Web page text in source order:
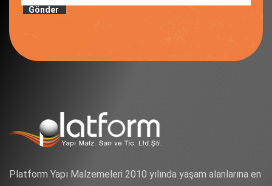
Gönder
Platform Yapı Malzemeleri 2010 yılında yaşam alanlarına en